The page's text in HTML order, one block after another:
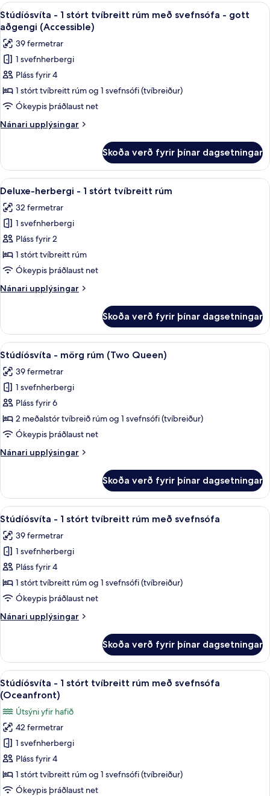
meðalstór
tvíbreið
rúm
Skoða
allar
myndir
fyrir
Stúdíósvíta
-
1
stórt
tvíbreitt
rúm
svefnsófa
gott
aðgengi
(Accessible)
Rúmföt af bestu gerð, dúnsængur,
5
Stúdíósvíta - 1 stórt tvíbreitt rúm með svefnsófa - gott
aðgengi (Accessible)
39 fermetrar
1 svefnherbergi
Pláss fyrir 4
1 stórt tvíbreitt rúm og 1 svefnsófi (tvíbreiður)
Ókeypis þráðlaust net
Nánari upplýsingar
Nánari
-
stórt
rúm
með
-
gott
aðgengi
(Accessible)
Skoða verð fyrir þínar dagsetningar
Skoða
allar
myndir
fyrir
Deluxe-
herbergi
-
stórt
Rúmföt af bestu gerð, dúnsængur,
5
Deluxe-herbergi - 1 stórt tvíbreitt rúm
32 fermetrar
1 svefnherbergi
Pláss fyrir 2
1 stórt tvíbreitt rúm
Ókeypis þráðlaust net
Nánari upplýsingar
Nánari
herbergi
1
tvíbreitt
rúm
Skoða verð fyrir þínar dagsetningar
Skoða
allar
myndir
fyrir
Stúdíósvíta
-
mörg
(Two
Rúmföt af bestu gerð, dúnsængur,
6
Stúdíósvíta - mörg rúm (Two Queen)
39 fermetrar
1 svefnherbergi
Pláss fyrir 6
2 meðalstór tvíbreið rúm og 1 svefnsófi (tvíbreiður)
Ókeypis þráðlaust net
Nánari upplýsingar
Nánari
-
mörg
rúm
Queen)
Skoða verð fyrir þínar dagsetningar
Skoða
allar
myndir
fyrir
Stúdíósvíta
-
1
tvíbreitt
svefnsófa
Rúmföt af bestu gerð, dúnsængur,
6
Stúdíósvíta - 1 stórt tvíbreitt rúm með svefnsófa
39 fermetrar
1 svefnherbergi
Pláss fyrir 4
1 stórt tvíbreitt rúm og 1 svefnsófi (tvíbreiður)
Ókeypis þráðlaust net
Nánari upplýsingar
Nánari
-
stórt
tvíbreitt
rúm
með
svefnsófa
Skoða verð fyrir þínar dagsetningar
Skoða
allar
myndir
fyrir
Stúdíósvíta
-
1
stórt
tvíbreitt
Rúmföt af bestu gerð, dúnsængur,
5
Stúdíósvíta - 1 stórt tvíbreitt rúm með svefnsófa
(Oceanfront)
Útsýni yfir hafið
42 fermetrar
1 svefnherbergi
Pláss fyrir 4
1 stórt tvíbreitt rúm og 1 svefnsófi (tvíbreiður)
Ókeypis þráðlaust net